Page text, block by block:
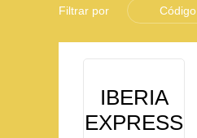
Filtrar por Código
IBERIA
EXPRESS